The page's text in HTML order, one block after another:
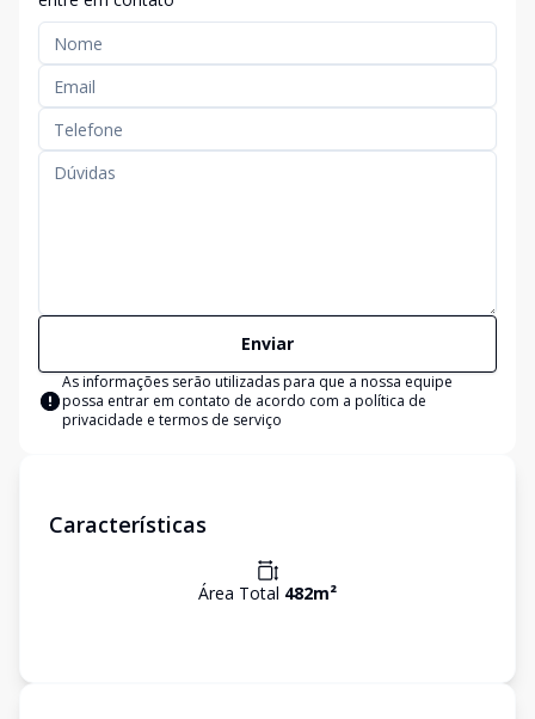
Enviar
As informações serão utilizadas para que a nossa equipe
possa entrar em contato de acordo com a política de
privacidade e termos de serviço
Características
Área Total 482m²